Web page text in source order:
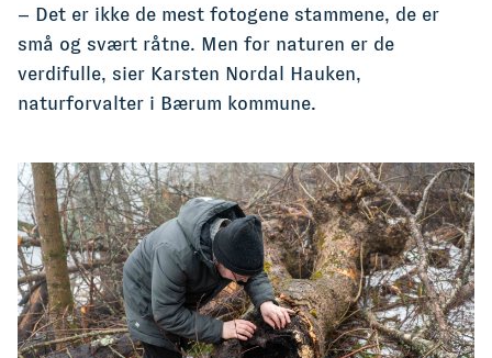
– Det er ikke de mest fotogene stammene, de er
små og svært råtne. Men for naturen er de
verdifulle, sier Karsten Nordal Hauken,
naturforvalter i Bærum kommune.